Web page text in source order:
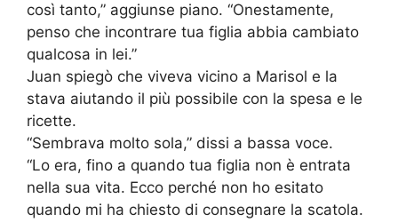
così tanto,” aggiunse piano. “Onestamente,
penso che incontrare tua figlia abbia cambiato
qualcosa in lei.”
Juan spiegò che viveva vicino a Marisol e la
stava aiutando il più possibile con la spesa e le
ricette.
“Sembrava molto sola,” dissi a bassa voce.
“Lo era, fino a quando tua figlia non è entrata
nella sua vita. Ecco perché non ho esitato
quando mi ha chiesto di consegnare la scatola.